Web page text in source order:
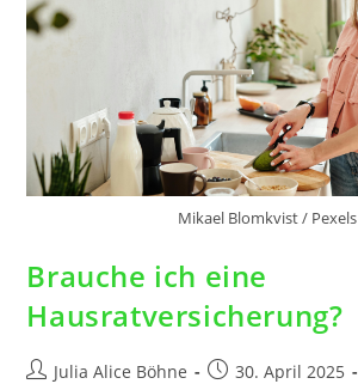
Mikael Blomkvist / Pexels
Brauche ich eine
Hausratversicherung?
Julia Alice Böhne
30. April 2025